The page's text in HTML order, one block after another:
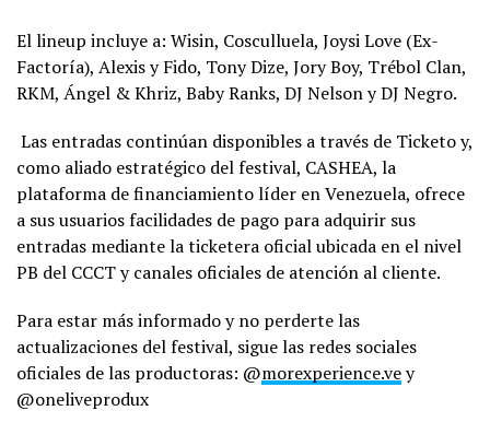
El lineup incluye a: Wisin, Cosculluela, Joysi Love (Ex-
Factoría), Alexis y Fido, Tony Dize, Jory Boy, Trébol Clan,
RKM, Ángel & Khriz, Baby Ranks, DJ Nelson y DJ Negro.
Las entradas continúan disponibles a través de Ticketo y,
como aliado estratégico del festival, CASHEA, la
plataforma de financiamiento líder en Venezuela, ofrece
a sus usuarios facilidades de pago para adquirir sus
entradas mediante la ticketera oficial ubicada en el nivel
PB del CCCT y canales oficiales de atención al cliente.
Para estar más informado y no perderte las
actualizaciones del festival, sigue las redes sociales
oficiales de las productoras: @morexperience.vey
@oneliveprodux